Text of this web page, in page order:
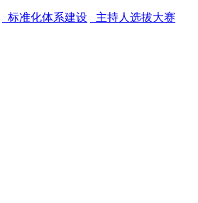
标准化体系建设
主持人选拔大赛